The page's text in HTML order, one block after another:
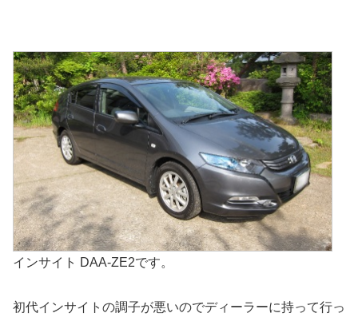
インサイト DAA-ZE2です。
初代インサイトの調子が悪いのでディーラーに持って行っ